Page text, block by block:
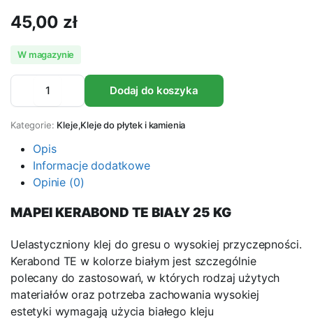
45,00 zł
W magazynie
płytek
MAPEI
KERABOND
TE
biały
25kg
ilość
Dodaj do koszyka
Kategorie: Kleje,Kleje do płytek i kamienia
Opis
Informacje dodatkowe
Opinie (0)
MAPEI KERABOND TE BIAŁY 25 KG
Uelastyczniony klej do gresu o wysokiej przyczepności.
Kerabond TE w kolorze białym jest szczególnie
polecany do zastosowań, w których rodzaj użytych
materiałów oraz potrzeba zachowania wysokiej
estetyki wymagają użycia białego kleju